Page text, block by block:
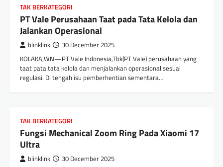
TAK BERKATEGORI
PT Vale Perusahaan Taat pada Tata Kelola dan
Jalankan Operasional
blinklink 30 December 2025
KOLAKA,WN—PT Vale Indonesia,Tbk(PT Vale) perusahaan yang
taat pata tata kelola dan menjalankan operasional sesuai
regulasi. Di tengah isu pemberhentian sementara…
TAK BERKATEGORI
Fungsi Mechanical Zoom Ring Pada Xiaomi 17
Ultra
blinklink 30 December 2025